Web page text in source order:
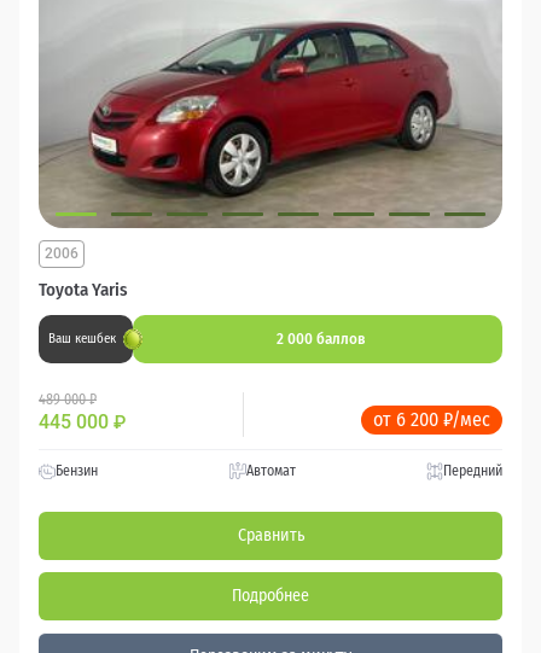
Toyota Yaris
2006
Ваш кешбек 2 000 баллов
489 000 ₽
445 000 ₽ от 6 200 ₽/мес
Бензин Автомат Передний
Сравнить
Подробнее